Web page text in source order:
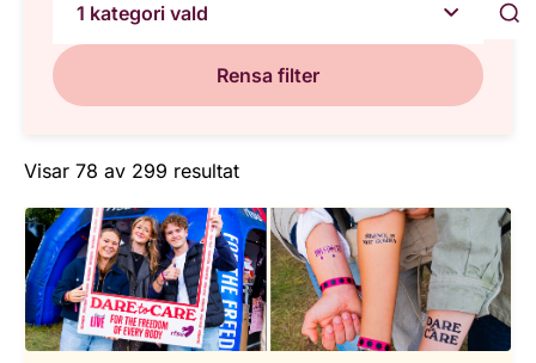
1 kategori vald
Rensa filter
Visar 78 av 299 resultat